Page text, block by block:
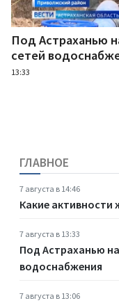
Под Астраханью
сетей
13:33
ГЛАВНОЕ
7 августа в 14:46
Какие активности
7 августа в 13:33
Под Астраханью
водоснабжения
7 августа в 13:06